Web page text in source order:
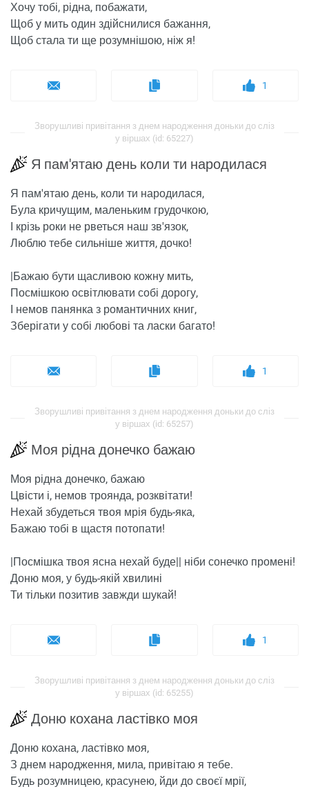
Хочу тобі, рідна, побажати,
Щоб у мить один здійснилися бажання,
Щоб стала ти ще розумнішою, ніж я!
1
Зворушливі привітання з днем ​​народження доньки до сліз
у віршах (id: 65227)
Я пам'ятаю день коли ти народилася
Я пам'ятаю день, коли ти народилася,
Була кричущим, маленьким грудочкою,
І крізь роки не рветься наш зв'язок,
Люблю тебе сильніше життя, дочко!
|Бажаю бути щасливою кожну мить,
Посмішкою освітлювати собі дорогу,
І немов панянка з романтичних книг,
Зберігати у собі любові та ласки багато!
1
Зворушливі привітання з днем ​​народження доньки до сліз
у віршах (id: 65257)
Моя рідна донечко бажаю
Моя рідна донечко, бажаю
Цвісти і, немов троянда, розквітати!
Нехай збудеться твоя мрія будь-яка,
Бажаю тобі в щастя потопати!
|Посмішка твоя ясна нехай буде|| ніби сонечко промені!
Доню моя, у будь-якій хвилині
Ти тільки позитив завжди шукай!
1
Зворушливі привітання з днем ​​народження доньки до сліз
у віршах (id: 65255)
Доню кохана ластівко моя
Доню кохана, ластівко моя,
З днем ​​народження, мила, привітаю я тебе.
Будь розумницею, красунею, йди до своєї мрії,